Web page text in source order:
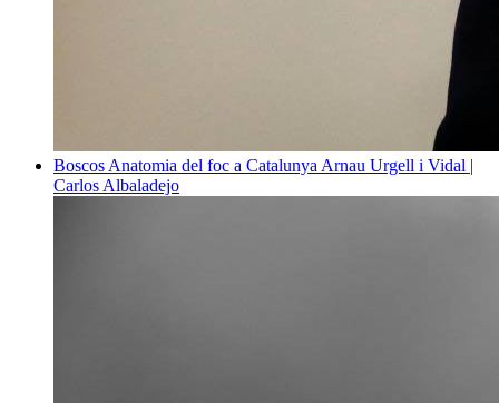
Boscos Anatomia del foc a Catalunya Arnau Urgell i Vidal |
Carlos Albaladejo